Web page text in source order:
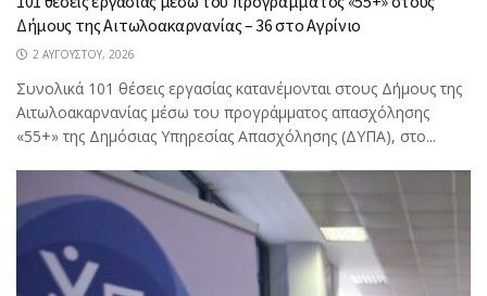
Δήμους της Αιτωλοακαρνανίας – 36 στο Αγρίνιο
2 ΑΥΓΟΎΣΤΟΥ, 2026
Συνολικά 101 θέσεις εργασίας κατανέμονται στους Δήμους της
Αιτωλοακαρνανίας μέσω του προγράμματος απασχόλησης
«55+» της Δημόσιας Υπηρεσίας Απασχόλησης (ΔΥΠΑ), στο...